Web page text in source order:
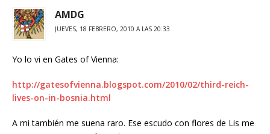
AMDG
JUEVES, 18 FEBRERO, 2010 A LAS 20:33
Yo lo vi en Gates of Vienna:
http://gatesofvienna.blogspot.com/2010/02/third-reich-
lives-on-in-bosnia.html
A mi también me suena raro. Ese escudo con flores de Lis me